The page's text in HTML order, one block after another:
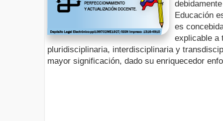
Educación
es
explicable a
pluridisciplinaria, interdisciplinaria y
mayor significación, dado su enriquecedor